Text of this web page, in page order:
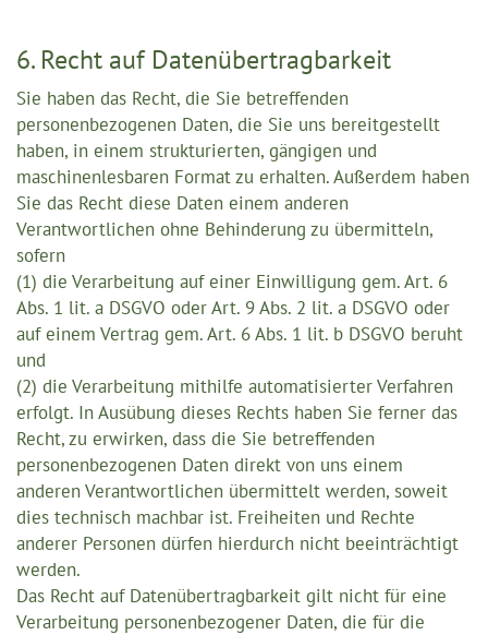
6. Recht auf Datenübertragbarkeit
Sie haben das Recht, die Sie betreffenden
personenbezogenen Daten, die Sie uns bereitgestellt
haben, in einem strukturierten, gängigen und
maschinenlesbaren Format zu erhalten. Außerdem haben
Sie das Recht diese Daten einem anderen
Verantwortlichen ohne Behinderung zu übermitteln,
sofern
(1) die Verarbeitung auf einer Einwilligung gem. Art. 6
Abs. 1 lit. a DSGVO oder Art. 9 Abs. 2 lit. a DSGVO oder
auf einem Vertrag gem. Art. 6 Abs. 1 lit. b DSGVO beruht
und
(2) die Verarbeitung mithilfe automatisierter Verfahren
erfolgt. In Ausübung dieses Rechts haben Sie ferner das
Recht, zu erwirken, dass die Sie betreffenden
personenbezogenen Daten direkt von uns einem
anderen Verantwortlichen übermittelt werden, soweit
dies technisch machbar ist. Freiheiten und Rechte
anderer Personen dürfen hierdurch nicht beeinträchtigt
werden.
Das Recht auf Datenübertragbarkeit gilt nicht für eine
Verarbeitung personenbezogener Daten, die für die